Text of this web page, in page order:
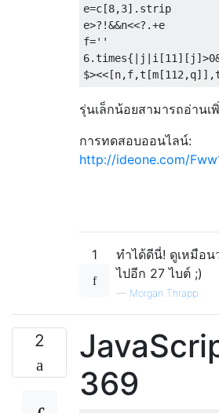
e=c [8,3]. strip
e>?!&&n<<?.+e
f=''
6.times{| j i [11 ][ j ]>0
$><<[n,f,t [m [112 ,q]],
รุ่นเล็กน้อยสามารถอ่านเ
การทดสอบออนไลน์:
http://ideone.com/
1
ทำได้ดีนี่! ดูเหมือ
ไปอีก 27 ไบต์ ;)
— Morgan Thrapp
2
369